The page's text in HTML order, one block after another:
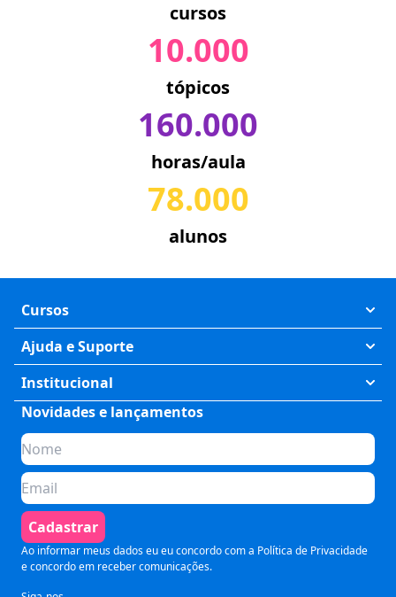
cursos
10.000
tópicos
160.000
horas/aula
78.000
alunos
Cursos
Exatas
Humanas
Saúde
Tecnologia
Preparatórios
Comunicação
Pós Graduação
Ajuda e Suporte
Meus Cursos
Fale Conosco
Perguntas Frequentes
Formas de Pagamento
Política de Cancelamento
Termos de Uso
Segurança e Privacidade
Institucional
Quem somos
Planos de assinatura
Para Empresas
Seja um parceiro
Blog
Novidades e lançamentos
Cadastrar
Ao informar meus dados eu eu concordo com a Política de Privacidade
e concordo em receber comunicações.